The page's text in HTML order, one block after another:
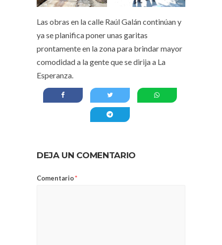
Las obras en la calle Raúl Galán continúan y
ya se planifica poner unas garitas
prontamente en la zona para brindar mayor
comodidad a la gente que se dirija a La
Esperanza.
DEJA UN COMENTARIO
Comentario*